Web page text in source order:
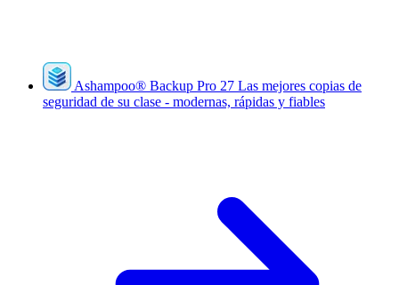
Ashampoo® Backup Pro 27 Las mejores copias de
seguridad de su clase - modernas, rápidas y fiables